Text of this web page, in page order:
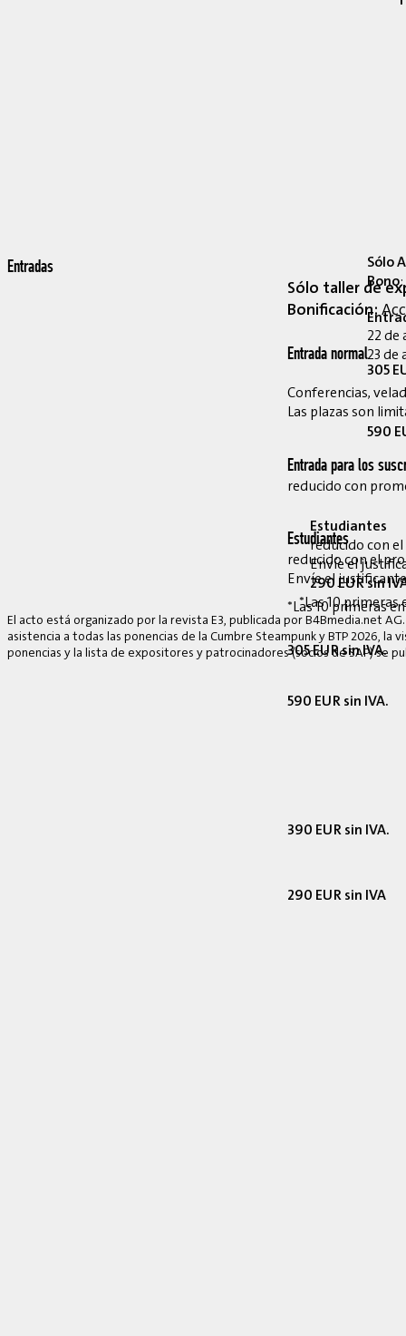
Sólo taller de
Bonificación:
Entrada normal
Conferencias,
Las plazas son
Entrada para los
reducido con
Estudiantes
reducido con el
Envíe el
*Las 10 primeras
305 EUR sin IVA.
590 EUR sin IVA.
390 EUR sin IVA.
290 EUR sin IVA
Entradas
Sólo
Bono:
22 de
23 de
305
590
Estudiantes
reducido con
Envíe el
290 EUR sin
*Las 10
El acto está organizado por la revista E3, publicada por B4Bmedia.net
asistencia a todas las ponencias de la Cumbre Steampunk y BTP 2026,
ponencias y la lista de expositores y patrocinadores (socios de SAP) se